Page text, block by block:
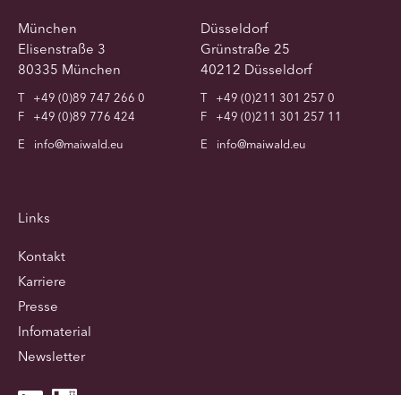
München
Elisenstraße 3
80335 München
T
+49 (0)89 747 266 0
F
+49 (0)89 776 424
E
info@maiwald.eu
Düsseldorf
Grünstraße 25
40212 Düsseldorf
T
+49 (0)211 301 257 0
F
+49 (0)211 301 257 11
E
info@maiwald.eu
Links
Kontakt
Karriere
Presse
Infomaterial
Newsletter